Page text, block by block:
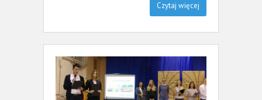
Czytaj więcej